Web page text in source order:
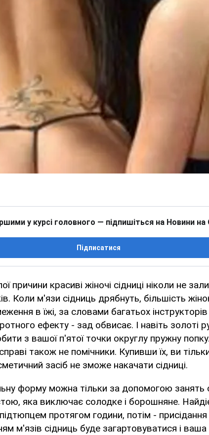
у курсі головного — підпишіться на Новини на
Підписатися
причини красиві жіночі сідниці ніколи не
Коли м'язи сідниць дрябнуть, більшість
в їжі, за словами багатьох інструкторів
ефекту - зад обвисає. І навіть золоті
з вашої п'ятої точки округлу пружну
також не помічники. Купивши їх, ви
засіб не зможе накачати сідниці.
форму можна тільки за допомогою занять
яка виключає солодке і борошняне.
протягом години, потім - присідання
м'язів сідниць буде загартовуватися і